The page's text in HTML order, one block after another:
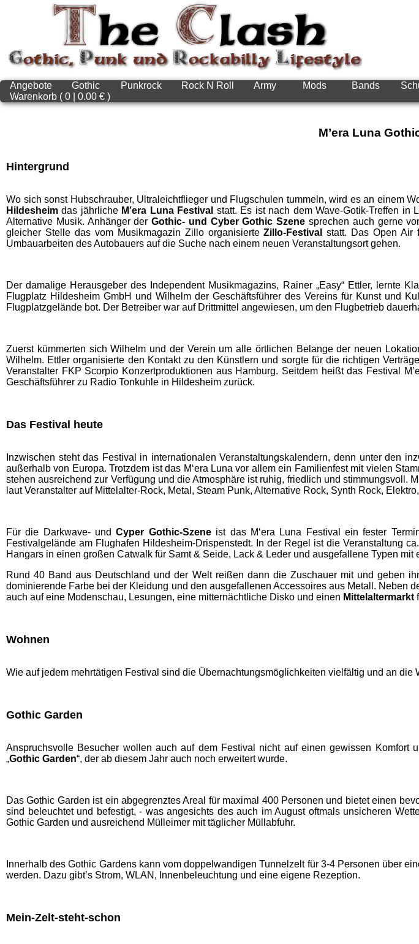
Angebote Gothic Punkrock Rock N Roll Army Mods Bands
Warenkorb ( 0 | 0.00 € )
M’era Luna
Hintergrund
Wo sich sonst Hubschrauber, Ultraleichtflieger und Flugschulen tummeln, wird es an einem
Hildesheim das jährliche M’era Luna Festival statt. Es ist nach dem Wave-Gotik-Treffen
Alternative Musik. Anhänger derGothic- und Cyber Gothic Szene sprechen auch gerne
gleicher Stelle das vom Musikmagazin Zillo organisierteZillo-Festival
statt. Das Open Air
Umbauarbeiten des Autobauers auf die Suche nach einem neuen Veranstaltungsort gehen.
Der damalige Herausgeber des Independent Musikmagazins, Rainer „Easy“ Ettler, lernte
Flugplatz Hildesheim GmbH und Wilhelm der Geschäftsführer des Vereins für Kunst und
Flugplatzgelände bot. Der Betreiber war auf Drittmittel angewiesen, um den Flugbetrieb
Zuerst kümmerten sich Wilhelm und der Verein um alle örtlichen Belange der neuen
Wilhelm. Ettler organisierte den Kontakt zu den Künstlern und sorgte für die richtigen
Veranstalter FKP Scorpio Konzertproduktionen aus Hamburg. Seitdem heißt das Festival
Geschäftsführer zu Radio Tonkuhle in Hildesheim zurück.
Das Festival heute
Inzwischen steht das Festival in internationalen Veranstaltungskalendern, denn unter den
außerhalb von Europa. Trotzdem ist das M‘era Luna vor allem ein Familienfest mit vielen
stehen ausreichend zur Verfügung und die Atmosphäre ist ruhig, friedlich und stimmungsvoll.
laut Veranstalter auf Mittelalter-Rock, Metal, Steam Punk, Alternative Rock, Synth Rock,
Für die Darkwave- undCyper Gothic-Szeneist das M‘era Luna Festival ein fester
Festivalgelände am Flughafen Hildesheim-Drispenstedt. In der Regel ist die Veranstaltung
Hangars in einen großen Catwalk für Samt & Seide, Lack & Leder und ausgefallene Typen mit
Rund 40 Band aus Deutschland und der Welt reißen dann die Zuschauer mit und geben
dominierende Farbe bei der Kleidung und den ausgefallenen Accessoires aus Metall.
auch auf eine Modenschau, Lesungen, eine mitternächtliche Disko und einen Mittelaltermarkt
Wohnen
Wie auf jedem mehrtätigen Festival sind die Übernachtungsmöglichkeiten vielfältig und an
Gothic Garden
Anspruchsvolle Besucher wollen auch auf dem Festival nicht auf einen gewissen
„Gothic Garden“, der ab diesem Jahr auch noch erweitert wurde.
Das Gothic Garden ist ein abgegrenztes Areal für maximal 400 Personen und bietet einen
sind beleuchtet und befestigt, - was angesichts des auch im August oftmals unsicheren
Gothic Garden und ausreichend Mülleimer mit täglicher Müllabfuhr.
Innerhalb des Gothic Gardens kann vom doppelwandigen Tunnelzelt für 3-4 Personen über
werden. Dazu gibt’s Strom, WLAN, Innenbeleuchtung und eine eigene Rezeption.
Mein-Zelt-steht-schon